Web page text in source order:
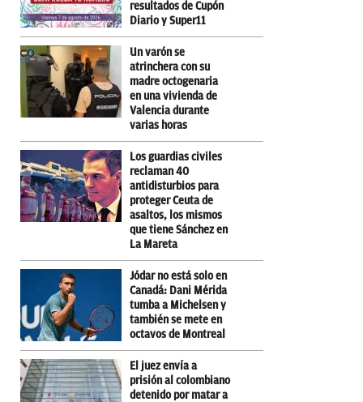
resultados de Cupón
Diario y Super11
Un varón se
atrinchera con su
madre octogenaria
en una vivienda de
Valencia durante
varias horas
Los guardias civiles
reclaman 40
antidisturbios para
proteger Ceuta de
asaltos, los mismos
que tiene Sánchez en
La Mareta
Jódar no está solo en
Canadá: Dani Mérida
tumba a Michelsen y
también se mete en
octavos de Montreal
El juez envía a
prisión al colombiano
detenido por matar a